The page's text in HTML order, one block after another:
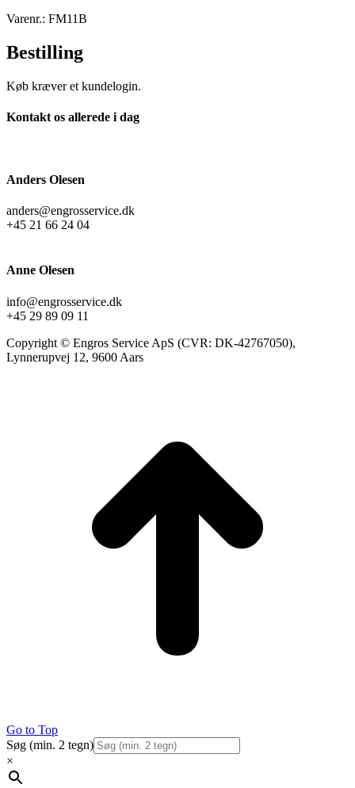
Varenr.: FM11B
Bestilling
Køb kræver et kundelogin.
Kontakt os allerede i dag
Anders Olesen
anders@engrosservice.dk
+45 21 66 24 04
Anne Olesen
info@engrosservice.dk
+45 29 89 09 11
Copyright © Engros Service ApS (CVR: DK-42767050),
Lynnerupvej 12, 9600 Aars
Go to Top
Søg (min. 2 tegn)
×